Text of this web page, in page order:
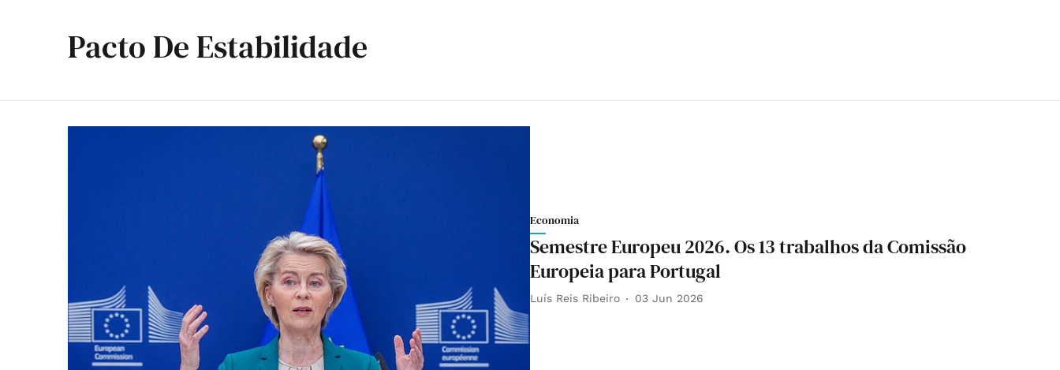
Pacto De Estabilidade
Economia
Semestre Europeu 2026. Os 13 trabalhos da Comissão
Europeia para Portugal
Luís Reis Ribeiro 03 Jun 2026